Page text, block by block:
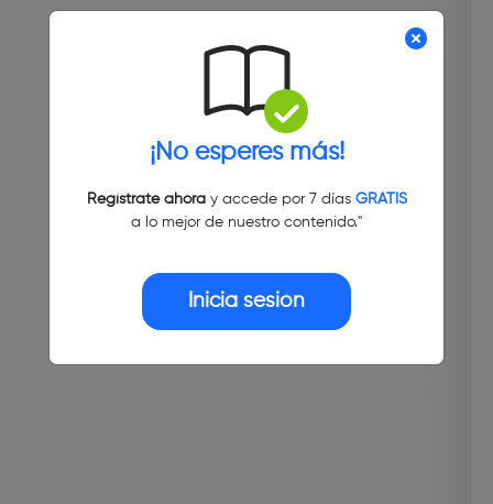
¡No esperes más!
Regístrate ahoray accede por 7 días GRATIS
a lo mejor de nuestro contenido."
Inicia sesión